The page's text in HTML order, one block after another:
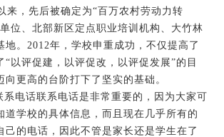
来，先后被确定为“百万农村劳动力转
位、北部新区定点职业培训机构、大竹林
地。2012年，学校申重成功，不仅提高了
“以评促建，以评促改，以评促发展”的目
向更高的台阶打下了坚实的基础。
系电话联系电话是非常重要的，因为大家可
道学校的具体信息，而且现在几乎所有的
己的电话，因此不管是家长还是学生在了